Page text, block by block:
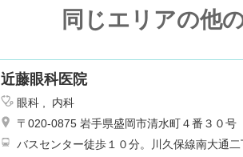
同じエリアの他
近藤眼科医院
眼科
内科
〒020-0875 岩手県盛岡市清水町４番３０号
バスセンター徒歩１０分。川久保線南大通